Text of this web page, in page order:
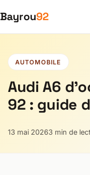
Bayrou92
AUTOMOBILE
Audi A6
92 : guide
13 mai 20263 min de